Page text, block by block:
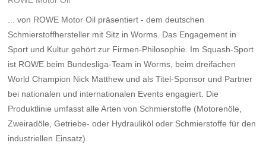
... von ROWE Motor Oil präsentiert - dem deutschen
Schmierstoffhersteller mit Sitz in Worms. Das Engagement in
Sport und Kultur gehört zur Firmen-Philosophie. Im Squash-Sport
ist ROWE beim Bundesliga-Team in Worms, beim dreifachen
World Champion Nick Matthew und als Titel-Sponsor und Partner
bei nationalen und internationalen Events engagiert. Die
Produktlinie umfasst alle Arten von Schmierstoffe (Motorenöle,
Zweiradöle, Getriebe- oder Hydrauliköl oder Schmierstoffe für den
industriellen Einsatz).